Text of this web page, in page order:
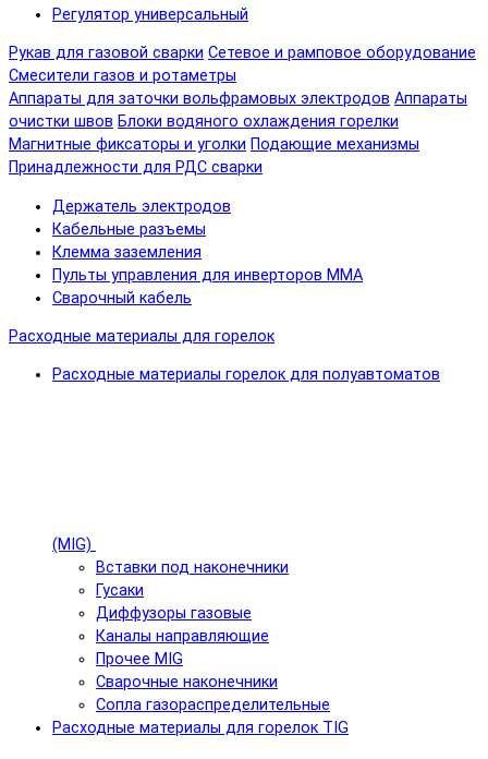
Регулятор универсальный
Рукав для газовой сварки Сетевое и рамповое оборудование
Смесители газов и ротаметры
Аппараты для заточки вольфрамовых электродов Аппараты
очистки швов Блоки водяного охлаждения горелки
Магнитные фиксаторы и уголки Подающие механизмы
Принадлежности для РДС сварки
Держатель электродов
Кабельные разъемы
Клемма заземления
Пульты управления для инверторов MMA
Сварочный кабель
Расходные материалы для горелок
Расходные материалы горелок для полуавтоматов
(MIG)
Вставки под наконечники
Гусаки
Диффузоры газовые
Каналы направляющие
Прочее MIG
Сварочные наконечники
Сопла газораспределительные
Расходные материалы для горелок TIG